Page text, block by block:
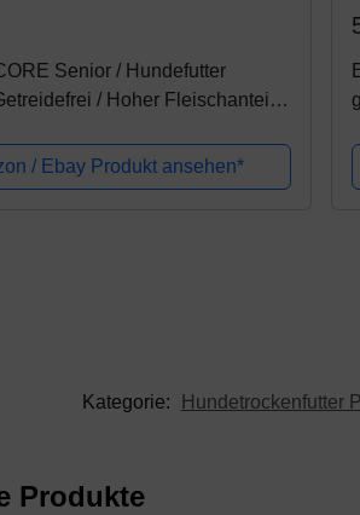
Senior / Hundefutter
/ Hoher Fleischanteil /
/ Ebay Produkt ansehen*
Kategorie: Hundetrockenfutter
Produkte